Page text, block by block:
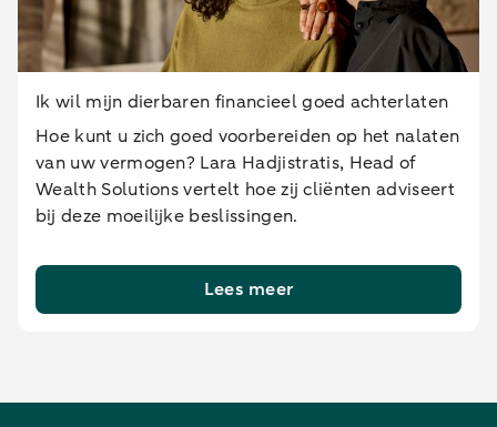
Ik wil mijn dierbaren financieel goed achterlaten
Hoe kunt u zich goed voorbereiden op het nalaten
van uw vermogen? Lara Hadjistratis, Head of
Wealth Solutions vertelt hoe zij cliënten adviseert
bij deze moeilijke beslissingen.
Lees meer